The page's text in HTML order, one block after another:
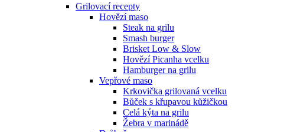
Grilovací recepty
Hovězí maso
Steak na grilu
Smash burger
Brisket Low & Slow
Hovězí Picanha vcelku
Hamburger na grilu
Vepřové maso
Krkovička grilovaná vcelku
Bůček s křupavou kůžičkou
Celá kýta na grilu
Žebra v marinádě